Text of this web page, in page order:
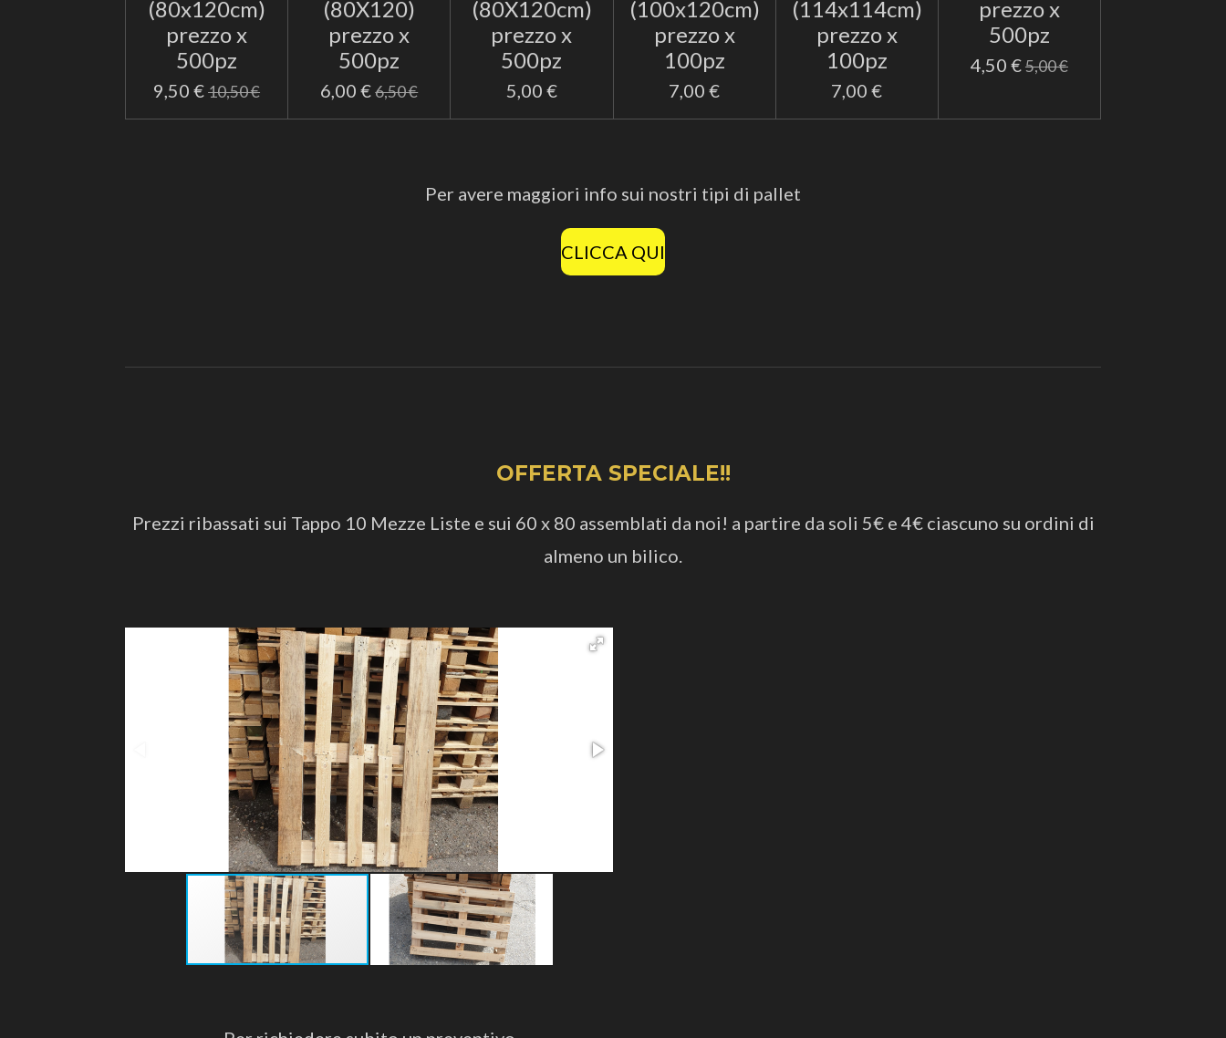
(80x120cm)
prezzo x
500pz
9,50 €10,50 €
(80X120)
prezzo x
500pz
6,00 € 6,50 €
(80X120cm)
prezzo x
500pz
5,00 €
(100x120cm)
prezzo x
100pz
7,00 €
(114x114cm)
prezzo x
100pz
7,00 €
prezzo x
500pz
4,50 €5,00 €
Per avere maggiori info sui nostri tipi di pallet
CLICCA QUI
OFFERTA SPECIALE!!
Prezzi ribassati sui Tappo 10 Mezze Liste e sui 60 x 80 assemblati da noi! a partire da soli 5€ e 4€ ciascuno su ordini di
almeno un bilico.